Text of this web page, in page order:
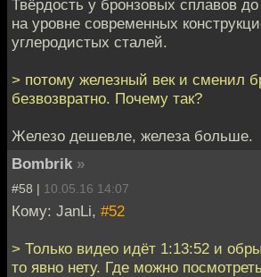
Твёрдость у бронзовых сплавов
на уровне современных
углеродистых сталей.
> потому железный век и сменил
безвозвратно. Почему так?
Железо дешевле, железа больше.
Bombrik »
#58 | 10.05.16 14:07
Кому: JanLi, #52
> Только видео идёт 1:13:52 и
то явно нету. Где можно